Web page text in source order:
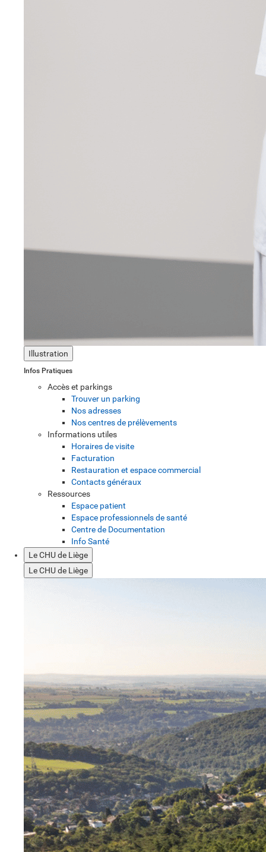
Illustration
Infos Pratiques
Accès et parkings
Trouver un parking
Nos adresses
Nos centres de prélèvements
Informations utiles
Horaires de visite
Facturation
Restauration et espace commercial
Contacts généraux
Ressources
Espace patient
Espace professionnels de santé
Centre de Documentation
Info Santé
Le CHU de Liège
Le CHU de Liège